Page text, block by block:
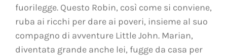
fuorilegge. Questo Robin, così come si conviene,
ruba ai ricchi per dare ai poveri, insieme al suo
compagno di avventure Little John. Marian,
diventata grande anche lei, fugge da casa per